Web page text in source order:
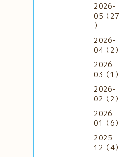
2026-
05（27
）
2026-
04（2）
2026-
03（1）
2026-
02（2）
2026-
01（6）
2025-
12（4）